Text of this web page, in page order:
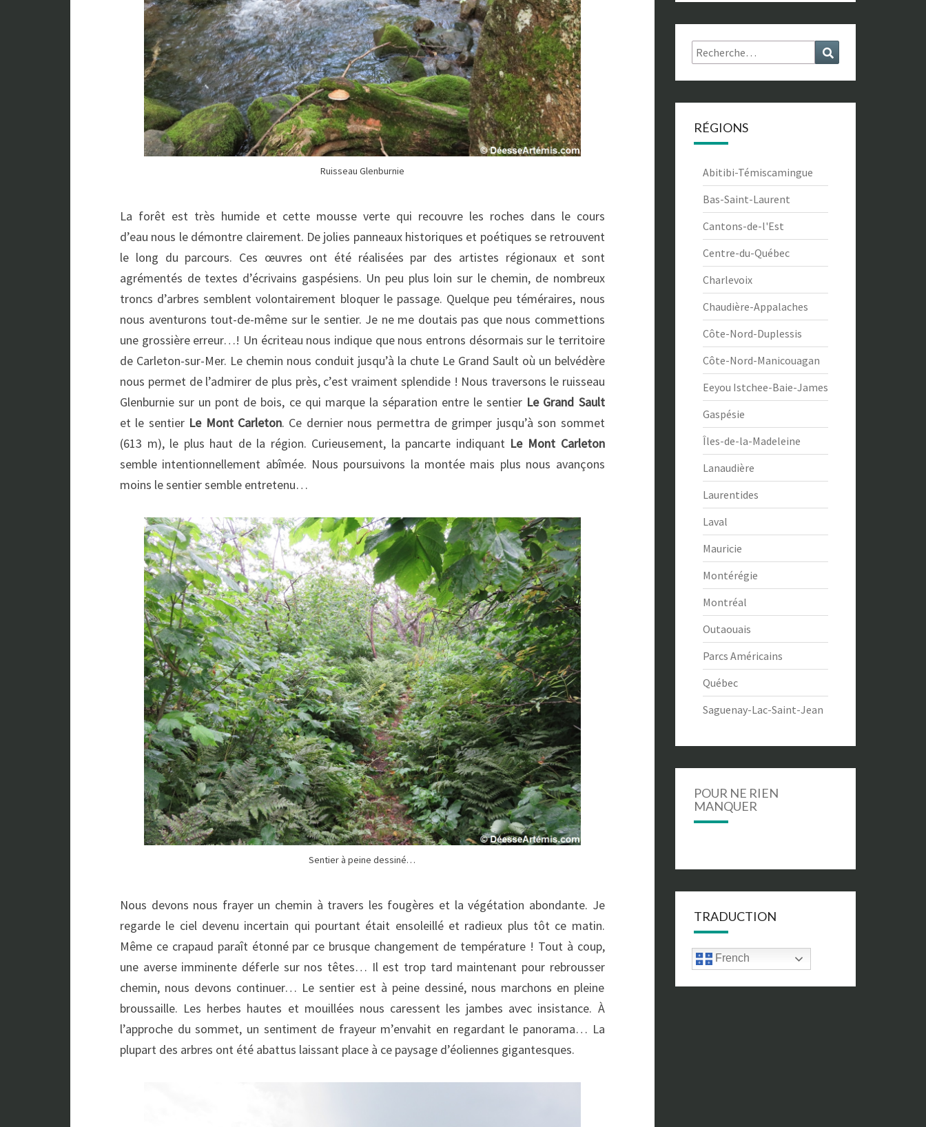
Ruisseau Glenburnie
La forêt est très humide et cette mousse verte qui recouvre les roches dans le cours
d’eau nous le démontre clairement. De jolies panneaux historiques et poétiques se retrouvent
le long du parcours. Ces œuvres ont été réalisées par des artistes régionaux et sont
agrémentés de textes d’écrivains gaspésiens. Un peu plus loin sur le chemin, de nombreux
troncs d’arbres semblent volontairement bloquer le passage. Quelque peu téméraires, nous
nous aventurons tout-de-même sur le sentier. Je ne me doutais pas que nous commettions
une grossière erreur…! Un écriteau nous indique que nous entrons désormais sur le territoire
de Carleton-sur-Mer. Le chemin nous conduit jusqu’à la chute Le Grand Sault où un belvédère
nous permet de l’admirer de plus près, c’est vraiment splendide ! Nous traversons le ruisseau
Glenburnie sur un pont de bois, ce qui marque la séparation entre le sentier Le Grand Sault
et le sentier Le Mont Carleton. Ce dernier nous permettra de grimper jusqu’à son sommet
(613 m), le plus haut de la région. Curieusement, la pancarte indiquant Le Mont Carleton
semble intentionnellement abîmée. Nous poursuivons la montée mais plus nous avançons
moins le sentier semble entretenu…
Sentier à peine dessiné…
Nous devons nous frayer un chemin à travers les fougères et la végétation abondante. Je
regarde le ciel devenu incertain qui pourtant était ensoleillé et radieux plus tôt ce matin.
Même ce crapaud paraît étonné par ce brusque changement de température ! Tout à coup,
une averse imminente déferle sur nos têtes… Il est trop tard maintenant pour rebrousser
chemin, nous devons continuer… Le sentier est à peine dessiné, nous marchons en pleine
broussaille. Les herbes hautes et mouillées nous caressent les jambes avec insistance. À
l’approche du sommet, un sentiment de frayeur m’envahit en regardant le panorama… La
plupart des arbres ont été abattus laissant place à ce paysage d’éoliennes gigantesques.
Rechercher :
RÉGIONS
Abitibi-Témiscamingue
Bas-Saint-Laurent
Cantons-de-l'Est
Centre-du-Québec
Charlevoix
Chaudière-Appalaches
Côte-Nord-Duplessis
Côte-Nord-Manicouagan
Eeyou Istchee-Baie-James
Gaspésie
Îles-de-la-Madeleine
Lanaudière
Laurentides
Laval
Mauricie
Montérégie
Montréal
Outaouais
Parcs Américains
Québec
Saguenay-Lac-Saint-Jean
POUR NE RIEN
MANQUER
TRADUCTION
French